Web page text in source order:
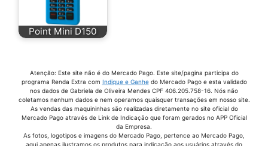
Maquina Cartao Mercado Pago Point Mini
Maquina Cartao Mercado Pago Taxas
Maquina Credito Mercado Pago
Maquina De Aproximação Mercado Pago
Maquina De Cartão Com Chip Mercado Pago
Maquina De Cartao De Credito Mercado Livre
Point Mini D150
Atenção: Este site não é do Mercado Pago. Este site/pagina participa do
programa Renda Extra com Indique e Ganhedo Mercado Pago e esta validado
nos dados de Gabriela de Oliveira Mendes CPF 406.205.758-16. Nós não
coletamos nenhum dados e nem operamos quaisquer transações em nosso site.
As vendas das maquininhas são realizadas diretamente no site oficial do
Mercado Pago através de Link de Indicação que foram gerados no APP Oficial
da Empresa.
As fotos, logotipos e imagens do Mercado Pago, pertence ao Mercado Pago,
aqui apenas ilustramos os produtos para indicação aos usuários através do